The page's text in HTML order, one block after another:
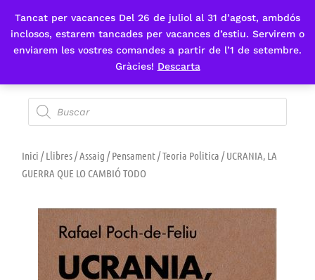
Tancat per vacances Del 26 de juliol al 31 d’agost, ambdós
inclosos, estarem tancades per vacances d’estiu. Servirem o
enviarem les vostres comandes a partir de l’1 de setembre.
Gràcies! Descarta
Fes-te'n sòcia
Inici /Llibres/Assaig /Pensament/Teoria Politica / UCRANIA, LA
GUERRA QUE LO CAMBIÓ TODO